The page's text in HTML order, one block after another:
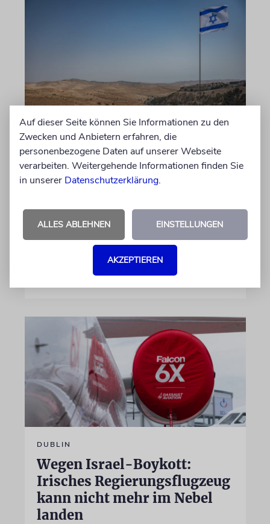
JUSTIZ
Israelischer Siedler wegen
Tötung eines Palästinensers
angeklagt
Siedlergewalt ein und war an dem Oscar-
prämierten Film »No Other Land« beteiligt.
Jetzt steht der mutmaßliche Täter vor Gericht
07.08.2026
DUBLIN
Wegen Israel-Boykott:
Irisches Regierungsflugzeug
kann nicht mehr im Nebel
landen
Auf dieser Seite können Sie Informationen zu den
Zwecken und Anbietern erfahren, die
personenbezogene Daten auf unserer Webseite
verarbeiten. Weitergehende Informationen finden Sie
in unserer Datenschutzerklärung.
ALLES ABLEHNEN EINSTELLUNGEN
AKZEPTIEREN